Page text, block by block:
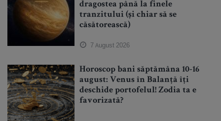
dragostea până la finele
tranzitului (și chiar să se
căsătorească)
7 August 2026
Horoscop bani săptămâna 10-16
august: Venus în Balanță îți
deschide portofelul! Zodia ta e
favorizată?